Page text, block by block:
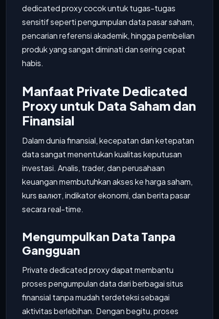
dedicated proxy cocok untuk tugas-tugas
sensitif seperti pengumpulan data pasar saham,
pencarian referensi akademik, hingga pembelian
produk yang sangat diminati dan sering cepat
habis.
Manfaat Private Dedicated
Proxy untuk Data Saham dan
Finansial
Dalam dunia finansial, kecepatan dan ketepatan
data sangat menentukan kualitas keputusan
investasi. Analis, trader, dan perusahaan
keuangan membutuhkan akses ke harga saham,
kurs валют, indikator ekonomi, dan berita pasar
secara real-time.
Mengumpulkan Data Tanpa
Gangguan
Private dedicated proxy dapat membantu
proses pengumpulan data dari berbagai situs
finansial tanpa mudah terdeteksi sebagai
aktivitas berlebihan. Dengan begitu, proses